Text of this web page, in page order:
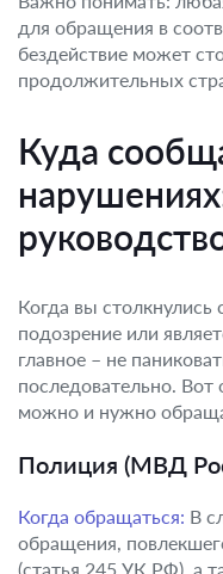
для обращения в
бездействие может
продолжительных
Куда
Когда вы столкнулись
подозрение или
главное – не
последовательно. Вот
можно и нужно
Полиция (МВД
Когда обращаться: В
обращения,
(статья 245 УК РФ), а